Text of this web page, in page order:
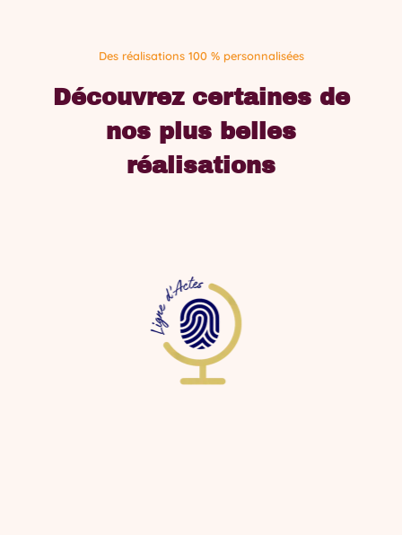
Des réalisations 100 % personnalisées
Découvrez certaines de
nos plus belles
réalisations